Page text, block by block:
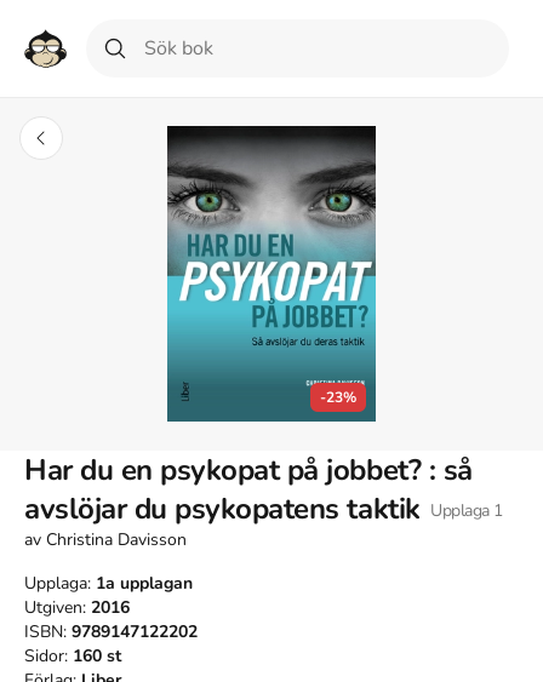
-23%
Har du en psykopat på jobbet? : så
avslöjar du psykopatens taktik Upplaga 1
av Christina Davisson
Upplaga: 1a upplagan
Utgiven: 2016
ISBN: 9789147122202
Sidor: 160 st